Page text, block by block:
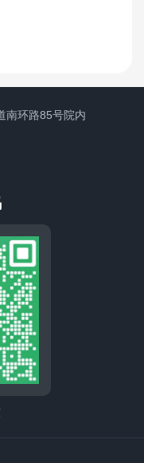
南环路85号院内